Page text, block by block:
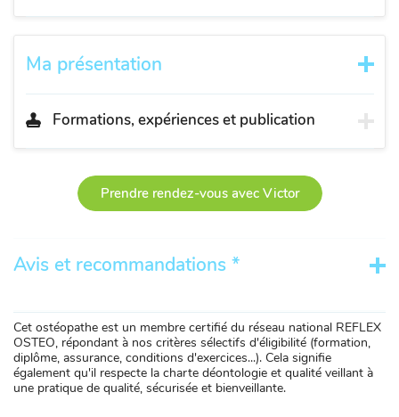
Ma présentation
Formations, expériences et publication
Prendre rendez-vous avec Victor
Avis et recommandations *
Cet ostéopathe est un membre certifié du réseau national REFLEX
OSTEO, répondant à nos critères sélectifs d'éligibilité (formation,
diplôme, assurance, conditions d'exercices...). Cela signifie
également qu'il respecte la charte déontologie et qualité veillant à
une pratique de qualité, sécurisée et bienveillante.